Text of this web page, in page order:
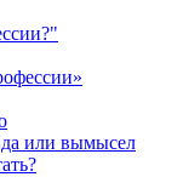
или вымысел